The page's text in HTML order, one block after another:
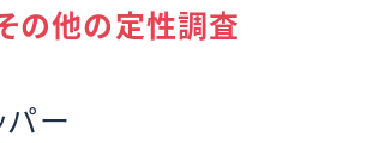
の他の定性調査
パー